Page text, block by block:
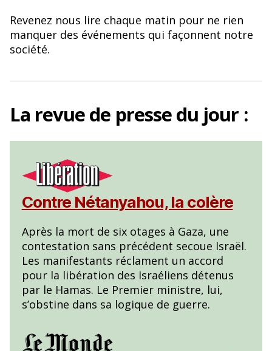
Revenez nous lire chaque matin pour ne rien
manquer des événements qui façonnent notre
société.
La revue de pressedu jour :
Contre Nétanyahou, la colère
Après la mort de six otages à Gaza, une
contestation sans précédent secoue Israël.
Les manifestants réclament un accord
pour la libération des Israéliens détenus
par le Hamas. Le Premier ministre, lui,
s’obstine dans sa logique de guerre.